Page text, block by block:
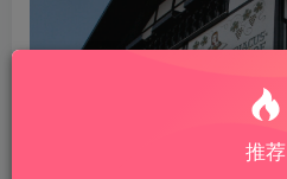
推荐